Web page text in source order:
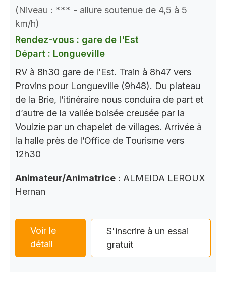
(Niveau : *** - allure soutenue de 4,5 à 5
km/h)
Rendez-vous : gare de l'Est
Départ : Longueville
RV à 8h30 gare de l’Est. Train à 8h47 vers
Provins pour Longueville (9h48). Du plateau
de la Brie, l’itinéraire nous conduira de part et
d’autre de la vallée boisée creusée par la
Voulzie par un chapelet de villages. Arrivée à
la halle près de l’Office de Tourisme vers
12h30
Animateur/Animatrice : ALMEIDA LEROUX
Hernan
Voir le
détail
S'inscrire à un essai
gratuit